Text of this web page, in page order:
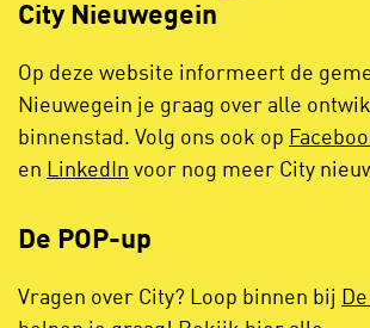
City Nieuwegein
Op deze website informeert de
Nieuwegein je graag over alle
binnenstad. Volg ons ook op
en LinkedIn voor nog meer City
De POP-up
Vragen over City? Loop binnen bij